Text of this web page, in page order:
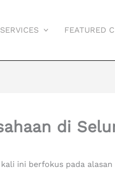
SERVICES FEATURED
di
kali ini berfokus pada